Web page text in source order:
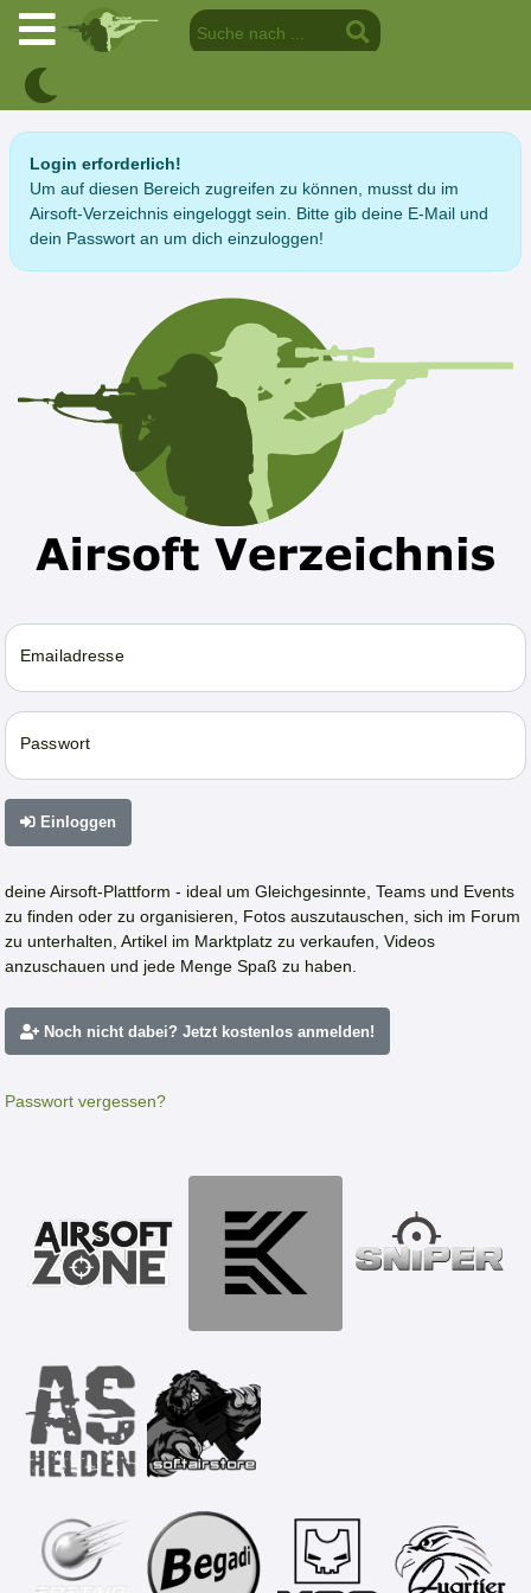
Login erforderlich!
Um auf diesen Bereich zugreifen zu können, musst du im
Airsoft-Verzeichnis eingeloggt sein. Bitte gib deine E-Mail und
dein Passwort an um dich einzuloggen!
Emailadresse
Passwort
Einloggen
deine Airsoft-Plattform - ideal um Gleichgesinnte, Teams und Events
zu finden oder zu organisieren, Fotos auszutauschen, sich im Forum
zu unterhalten, Artikel im Marktplatz zu verkaufen, Videos
anzuschauen und jede Menge Spaß zu haben.
Noch nicht dabei? Jetzt kostenlos anmelden!
Passwort vergessen?